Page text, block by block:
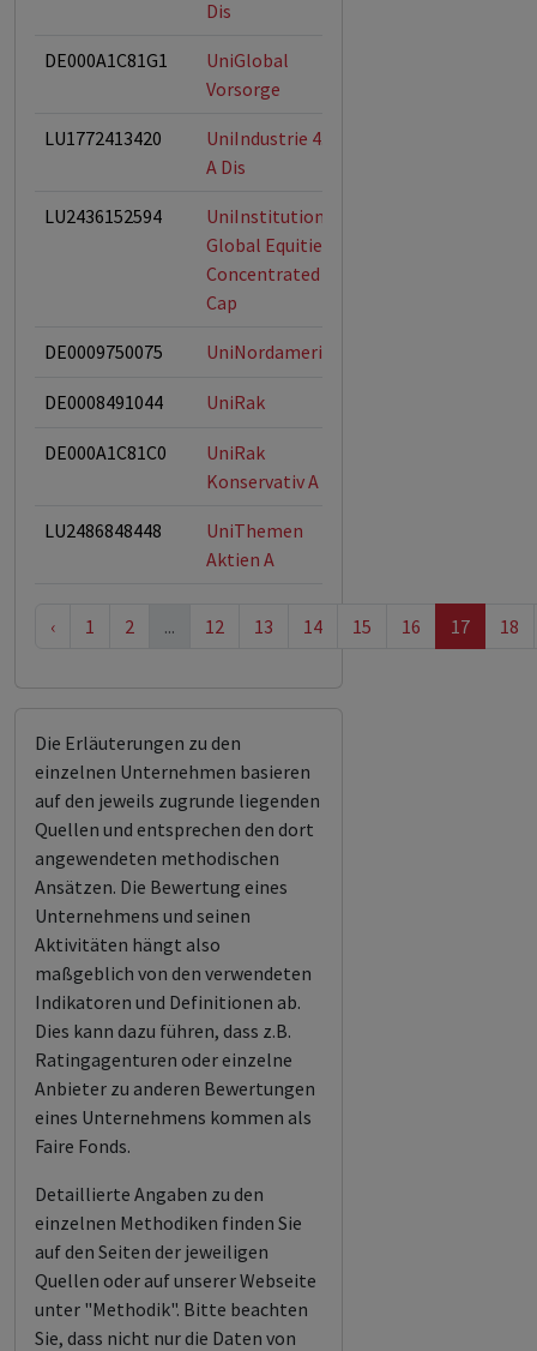
Dis
DE000A1C81G1
UniGlobal
Vorsorge
LU1772413420
UniIndustrie 4.0
A Dis
LU2436152594
UniInstitutional
Global Equities
Concentrated
Cap
DE0009750075 UniNordamerika
DE0008491044 UniRak
DE000A1C81C0
UniRak
Konservativ A
LU2486848448
UniThemen
Aktien A
‹ 1 2 ... 12 13 14 15 16 17 18
Die Erläuterungen zu den
einzelnen Unternehmen basieren
auf den jeweils zugrunde liegenden
Quellen und entsprechen den dort
angewendeten methodischen
Ansätzen. Die Bewertung eines
Unternehmens und seinen
Aktivitäten hängt also
maßgeblich von den verwendeten
Indikatoren und Definitionen ab.
Dies kann dazu führen, dass z.B.
Ratingagenturen oder einzelne
Anbieter zu anderen Bewertungen
eines Unternehmens kommen als
Faire Fonds.
Detaillierte Angaben zu den
einzelnen Methodiken finden Sie
auf den Seiten der jeweiligen
Quellen oder auf unserer Webseite
unter "Methodik". Bitte beachten
Sie, dass nicht nur die Daten von